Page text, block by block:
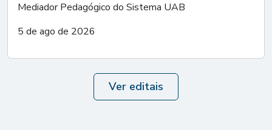
Mediador Pedagógico do Sistema UAB
5 de ago de 2026
Ver editais